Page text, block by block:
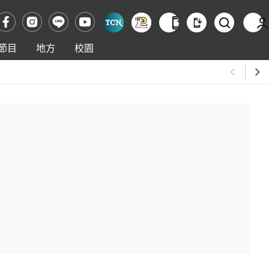
目 地方 校園